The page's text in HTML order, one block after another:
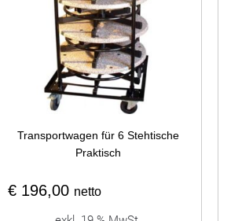
Transportwagen für 6 Stehtische
Praktisch
€ 196,00 netto